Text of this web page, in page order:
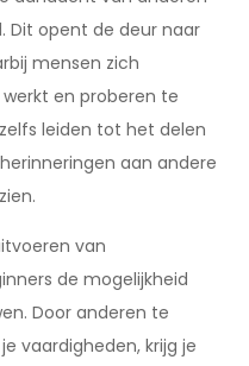
Dit opent de deur naar
mensen zich
en proberen te
leiden tot het delen
aan andere
van
de mogelijkheid
Door anderen te
vaardigheden, krijg je